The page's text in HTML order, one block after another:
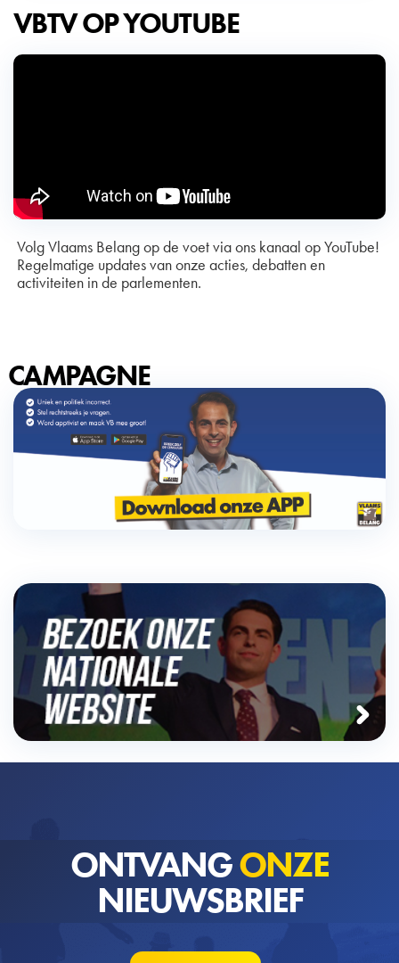
VBTV OP YOUTUBE
Volg Vlaams Belang op de voet via ons kanaal op YouTube!
Regelmatige updates van onze acties, debatten en
activiteiten in de parlementen.
CAMPAGNE
ONTVANGONZE
NIEUWSBRIEF